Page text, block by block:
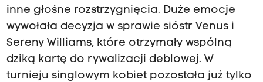
inne głośne rozstrzygnięcia. Duże emocje
wywołała decyzja w sprawie sióstr Venus i
Sereny Williams, które otrzymały wspólną
dziką kartę do rywalizacji deblowej. W
turnieju singlowym kobiet pozostała już tylko